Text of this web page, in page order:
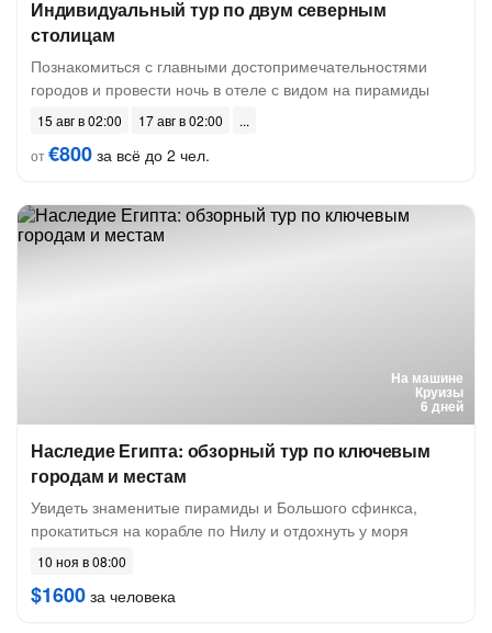
Индивидуальный тур по двум северным
столицам
Познакомиться с главными достопримечательностями
городов и провести ночь в отеле с видом на пирамиды
15 авг в 02:00
17 авг в 02:00
от€800 за всё до 2 чел.
На машине
Круизы
6 дней
Наследие Египта: обзорный тур по ключевым
городам и местам
Увидеть знаменитые пирамиды и Большого сфинкса,
прокатиться на корабле по Нилу и отдохнуть у моря
10 ноя в 08:00
$1600 за человека